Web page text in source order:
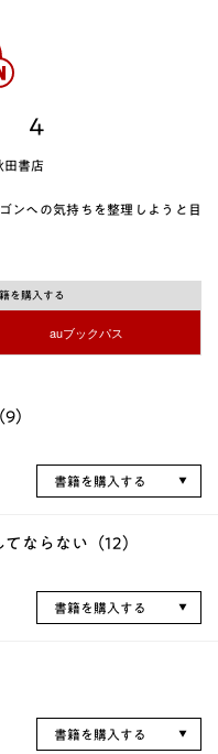
4
田書店
ンへの気持ちを整理しようと目
を購入する
auブックパス
）
書籍を購入する
ならない（12）
書籍を購入する
書籍を購入する